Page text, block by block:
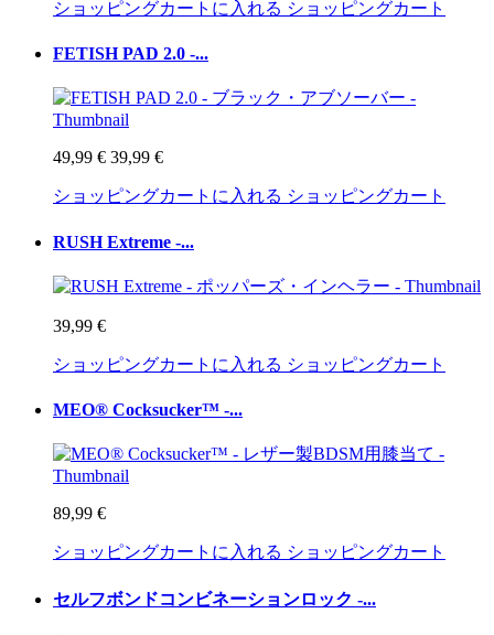
ショッピングカートに入れる ショッピングカート
FETISH PAD 2.0 -...
49,99 € 39,99 €
ショッピングカートに入れる ショッピングカート
RUSH Extreme -...
39,99 €
ショッピングカートに入れる ショッピングカート
MEO® Cocksucker™ -...
89,99 €
ショッピングカートに入れる ショッピングカート
セルフボンドコンビネーションロック -...